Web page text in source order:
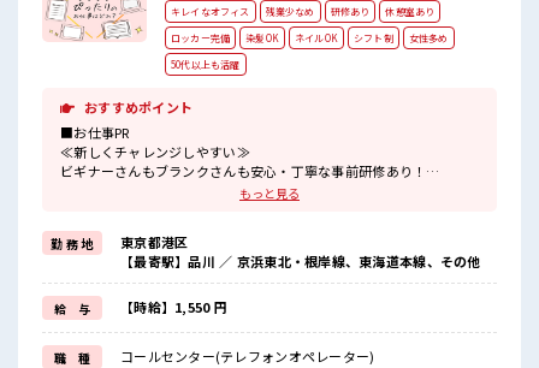
キレイなオフィス
残業少なめ 研修あり
休憩室あり
ロッカー完備
染髪OK ネイルOK シフト制
女性多め
50代以上も活躍
おすすめポイント
■お仕事PR
≪新しくチャレンジしやすい≫
ビギナーさんもブランクさんも安心・丁寧な事前研修あり！
≪女性も仕事をしやすい職場≫
≪無理なく働ける≫
場合によってはお願いすることもありますが、
残業はほとんどナシ！
≪ヘアカラーOKで自由な雰囲気の職場≫
明るすぎたり奇抜でなければ基本的に自由！
(規定有)≪収入アップを目指せる≫
高時給だらけの派遣のお仕事です！
もっと見る
勤 務 地
東京都港区
【最寄駅】品川 ／ 京浜東北・根岸線、東海道本線、その他
給 与 【時給】1,550 円
職 種 コールセンター(テレフォンオペレーター)